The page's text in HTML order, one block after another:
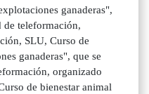
ganaderas",
de teleformación,
SLU, Curso de
ganaderas", que se
organizado
de bienestar animal